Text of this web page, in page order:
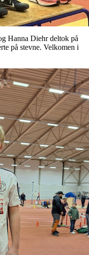
Hanna Diehr deltok på
på stevne. Velkomen i